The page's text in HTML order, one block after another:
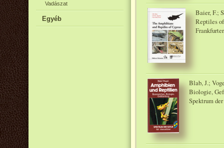
Vadászat
Egyéb
Baier, F.;
Reptiles
Blab, J.;
Biologie,
Spektrum